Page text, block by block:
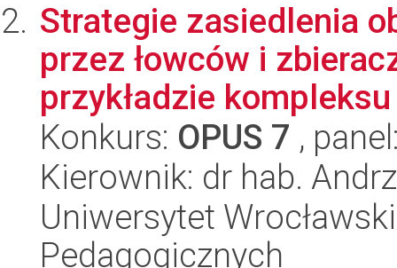
Strategie zasiedlenia
przez łowców i
przykładzie
Konkurs: OPUS 7 ,
Kierownik: dr hab.
Uniwersytet
Pedagogicznych